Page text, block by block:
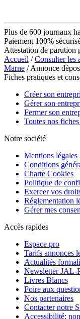
Plus de 600 journaux
Paiement 100%
Attestation de parution
Accueil /Consulter les
Marne / Annonce
Fiches pratiques et
Créer son
Gérer son
Fermer son
Toutes nos
Notre société
Mentions légales
Conditions
Charte Cookies
Politique de
Exercer vos
Réglementation
Gérer mes
Accès rapides
Espace pro
Tarifs annonces
Actualités
Newsletter JAL-
Livres Blancs
Foire aux
Nos partenaires
Contacter notre
Accessibilité: